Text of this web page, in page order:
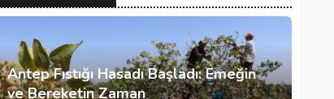
Antep Fıstığı Hasadı Başladı: Emeğin
ve Bereketin Zaman